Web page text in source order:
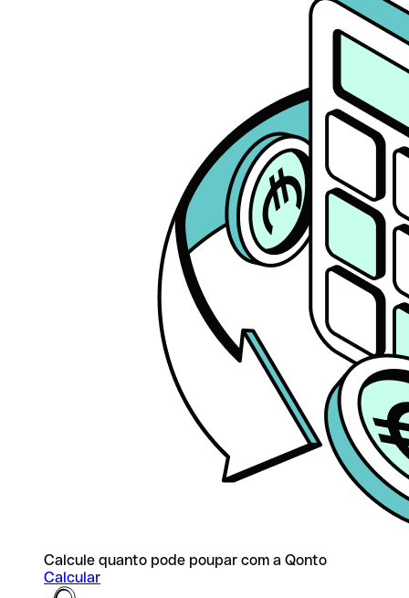
Calcule quanto pode poupar com a Qonto
Calcular